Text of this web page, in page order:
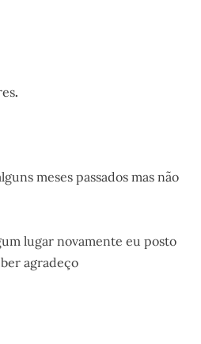
.
meses passados mas não
lugar novamente eu posto
agradeço